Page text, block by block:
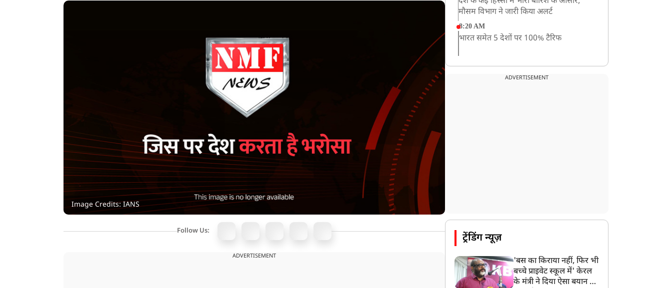
Image Credits: IANS
Follow Us:
ADVERTISEMENT
मौसम विभाग ने जारी किया अलर्ट
8:20 AM
भारत समेत 5 देशों पर 100% टैरिफ
PM मोदी आज IIT दिल्ली के दीक्षांत समारोह में
ADVERTISEMENT
ट्रेंडिंग न्यूज़
'बस का किराया नहीं, फिर भी
बच्चे प्राइवेट स्कूल में' केरल
के मंत्री ने दिया ऐसा बयान की